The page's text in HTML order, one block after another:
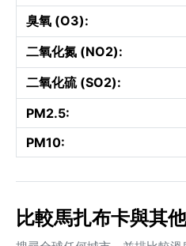
臭氧 (O3):
二氧化氮 (NO2):
二氧化硫 (SO2):
PM2.5:
PM10:
比較馬扎布卡與其